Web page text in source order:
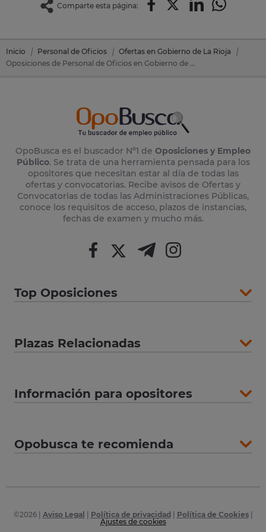
Comparte esta página:
Inicio Personal de Oficios
Ofertas en Gobierno de La Rioja
Oposiciones de Personal de Oficios en Gobierno de La Rioja
OpoBusca es el buscador Nº1 de Oposiciones y Empleo
Público. Se trata de una herramienta pensada para los
opositores que necesitan estar al día de todas las
ofertas y convocatorias. Recibe avisos de Ofertas y
Convocatorias de todas las Administraciones Públicas,
conoce los requisitos de acceso, plazos de instancias,
fechas de examen y mucho más.
Top Oposiciones
Plazas Relacionadas
Información para opositores
Opobusca te recomienda
©2026| Aviso Legal Política de privacidad Política de Cookies|
Ajustes de cookies